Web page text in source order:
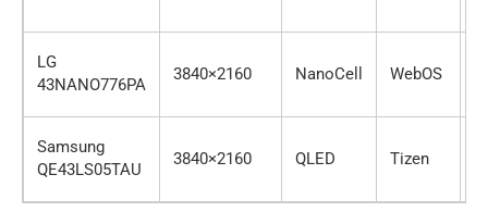
LG
43NANO776PA
3840×2160 NanoCell WebOS
Samsung
QE43LS05TAU
3840×2160 QLED Tizen